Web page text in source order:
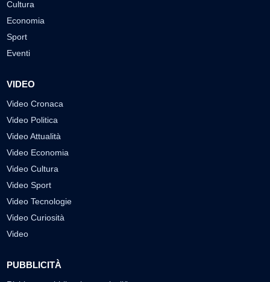
Cultura
Economia
Sport
Eventi
VIDEO
Video Cronaca
Video Politica
Video Attualità
Video Economia
Video Cultura
Video Sport
Video Tecnologie
Video Curiosità
Video
PUBBLICITÀ